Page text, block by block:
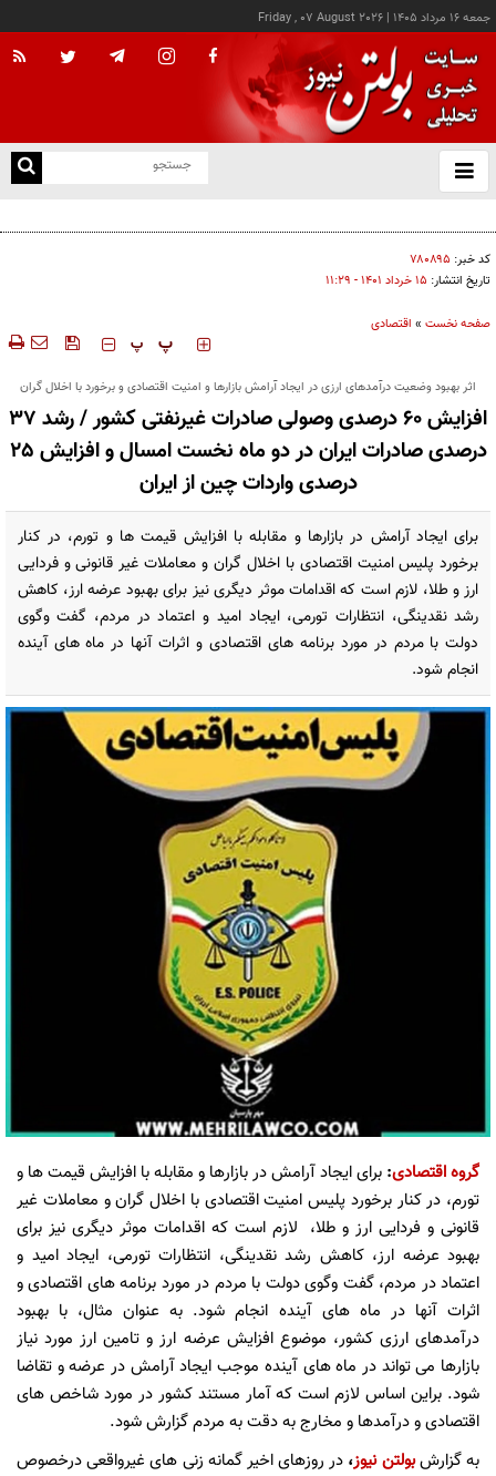
جمعه ۱۶ مرداد ۱۴۰۵ |
Friday , 07 August 2026
باز
و
کد خبر: ۷۸۰۸۹۵
تاریخ انتشار: ۱۵ خرداد ۱۴۰۱ - ۱۱:۲۹
صفحه نخست » اقتصادی
‍‍‍ پ پ
اثر بهبود وضعیت درآمدهای ارزی در ایجاد آرامش بازارها و امنیت اقتصادی و برخورد با اخلال گران
افزایش ۶۰ درصدی وصولی صادرات غیرنفتی کشور / رشد ۳۷
درصدی صادرات ایران در دو ماه نخست امسال و افزایش 25
درصدی واردات چین از ایران
برای ایجاد آرامش در بازارها و مقابله با افزایش قیمت ها و تورم، در کنار
برخورد پلیس امنیت اقتصادی با اخلال گران و معاملات غیر قانونی و فردایی
ارز و طلا، لازم است که اقدامات موثر دیگری نیز برای بهبود عرضه ارز، کاهش
رشد نقدینگی، انتظارات تورمی، ایجاد امید و اعتماد در مردم، گفت وگوی
دولت با مردم در مورد برنامه های اقتصادی و اثرات آنها در ماه های آینده
انجام شود.
گروه اقتصادی: برای ایجاد آرامش در بازارها و مقابله با افزایش قیمت ها و
تورم، در کنار برخورد پلیس امنیت اقتصادی با اخلال گران و معاملات غیر
قانونی و فردایی ارز و طلا، لازم است که اقدامات موثر دیگری نیز برای
بهبود عرضه ارز، کاهش رشد نقدینگی، انتظارات تورمی، ایجاد امید و
اعتماد در مردم، گفت وگوی دولت با مردم در مورد برنامه های اقتصادی و
اثرات آنها در ماه های آینده انجام شود. به عنوان مثال، با بهبود
درآمدهای ارزی کشور، موضوع افزایش عرضه ارز و تامین ارز مورد نیاز
بازارها می تواند در ماه های آینده موجب ایجاد آرامش در عرضه و تقاضا
شود. براین اساس لازم است که آمار مستند کشور در مورد شاخص های
اقتصادی و درآمدها و مخارج به دقت به مردم گزارش شود.
به گزارشبولتن نیوز، در روزهای اخیر گمانه زنی های غیرواقعی درخصوص